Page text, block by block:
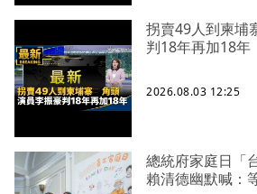
拐賣49人到柬
判18年再加18年
2026.08.03 12:25
總統府家庭日「
賴清德幽默喊：